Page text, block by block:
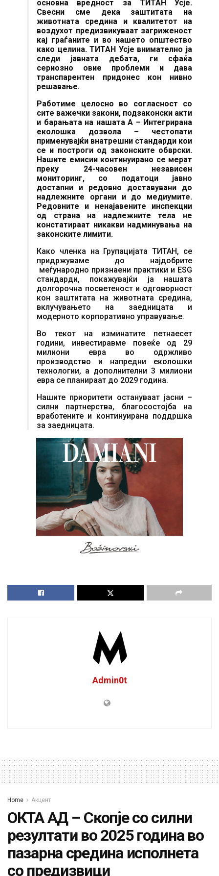
основна вредност за ТИТАН Усје.
Свесни сме дека заштитата на
животната средина и квалитетот на
воздухот предизвикуваат загриженост
кај граѓаните и во нашето општество
како целина. ТИТАН Усје внимателно ја
следи јавната дебата, ги сфаќа
сериозно овие проблеми и дава
транспарентен придонес кон нивно
решавање.
Работиме целосно во согласност со
сите важечки закони, подзаконски акти
и барањата на нашата А – Интегрирана
еколошка дозвола – честопати
применувајќи внатрешни стандарди кои
се и построги од законските обврски.
Нашите емисии континуирано се мерат
преку 24-часовен независен
мониторинг, со податоци јавно
достапни и редовно доставувани до
надлежните органи и до медиумите.
Редовните и ненајавените инспекции
од страна на надлежните тела не
констатираат никакви надминувања на
законските лимити.
Како членка на Групацијата ТИТАН, се
придржуваме до најдобрите
меѓународно признаени практики и ESG
стандарди, покажувајќи ја нашата
долгорочна посветеност и одговорност
кон заштитата на животната средина,
вклучувањето на заедницата и
модерното корпоративно управување.
Во текот на изминатите петнаесет
години, инвестиравме повеќе од 29
милиони евра во одржливо
производство и напредни еколошки
технологии, а дополнителни 3 милиони
евра се планираат до 2029 година.
Нашите приоритети остануваат јасни –
силни партнерства, благосостојба на
вработените и континуирана поддршка
за заедницата.
Admin0t
Home Акцент
ОКТА АД – Скопје со силни
резултати во 2025 година во
пазарна средина исполнета
со предизвици